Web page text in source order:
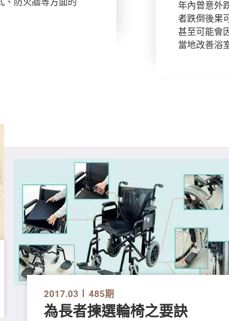
年內曾意外
者跌倒後果
甚至可能會
當地改善浴
2017.03 485期
為長者揀選輪椅之要訣